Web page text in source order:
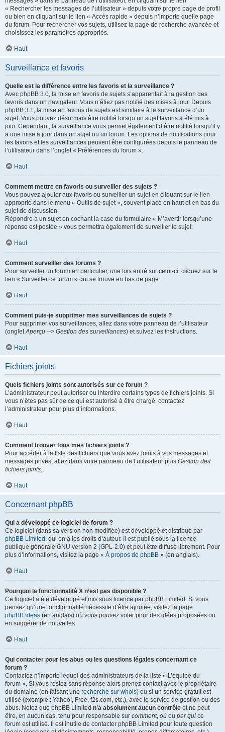
« Rechercher les messages de l’utilisateur » depuis votre propre page de profil
ou bien en cliquant sur le lien « Accès rapide » depuis n’importe quelle page
du forum. Pour rechercher vos sujets, utilisez la page de recherche avancée et
choisissez les paramètres appropriés.
Haut
Surveillance et favoris
Quelle est la différence entre les favoris et la surveillance ?
Avec phpBB 3.0, la mise en favoris de sujets s’apparentait à la gestion des
favoris dans un navigateur. Vous n’étiez pas notifié des mises à jour. Depuis
phpBB 3.1, la mise en favoris de sujets est similaire à la surveillance d’un
sujet. Vous pouvez désormais être notifié lorsqu’un sujet favoris a été mis à
jour. Cependant, la surveillance vous permet également d’être notifié lorsqu’il y
a une mise à jour dans un sujet ou un forum. Les options de notifications pour
les favoris et les surveillances peuvent être configurées depuis le panneau de
l’utilisateur dans l’onglet « Préférences du forum ».
Haut
Comment mettre en favoris ou surveiller des sujets ?
Vous pouvez ajouter aux favoris ou surveiller un sujet en cliquant sur le lien
approprié dans le menu « Outils de sujet », souvent placé en haut et en bas du
sujet de discussion.
Répondre à un sujet en cochant la case du formulaire « M’avertir lorsqu’une
réponse est postée » vous permettra également de surveiller le sujet.
Haut
Comment surveiller des forums ?
Pour surveiller un forum en particulier, une fois entré sur celui-ci, cliquez sur le
lien « Surveiller ce forum » qui se trouve en bas de page.
Haut
Comment puis-je supprimer mes surveillances de sujets ?
Pour supprimer vos surveillances, allez dans votre panneau de l’utilisateur
(ongletAperçu --> Gestion des surveillances) et suivez les instructions.
Haut
Fichiers joints
Quels fichiers joints sont autorisés sur ce forum ?
L’administrateur peut autoriser ou interdire certains types de fichiers joints. Si
vous n’êtes pas sûr de ce qui est autorisé à être chargé, contactez
l’administrateur pour plus d’informations.
Haut
Comment trouver tous mes fichiers joints ?
Pour accéder à la liste des fichiers que vous avez joints à vos messages et
messages privés, allez dans votre panneau de l’utilisateur puis Gestion des
fichiers joints.
Haut
Concernant phpBB
Qui a développé ce logiciel de forum ?
Ce logiciel (dans sa version non modifiée) est développé et distribué par
phpBB Limited , qui en a les droits d’auteur. Il est publié sous la licence
publique générale GNU version 2 (GPL-2.0) et peut être diffusé librement. Pour
plus d’informations, visitez la page « À propos de phpBB » (en anglais).
Haut
Pourquoi la fonctionnalité X n’est pas disponible ?
Ce logiciel a été développé et mis sous licence par phpBB Limited. Si vous
pensez qu’une fonctionnalité nécessite d’être ajoutée, visitez la page
phpBB Ideas (en anglais) où vous pouvez voter pour des idées proposées ou
en suggérer de nouvelles.
Haut
Qui contacter pour les abus ou les questions légales concernant ce
forum ?
Contactez n’importe lequel des administrateurs de la liste « L’équipe du
forum ». Si vous restez sans réponse alors prenez contact avec le propriétaire
du domaine (en faisant une recherche sur whois) ou si un service gratuit est
utilisé (exemple : Yahoo!, Free, f2s.com, etc.), avec le service de gestion ou des
abus. Notez que phpBB Limited n’a absolument aucun contrôle et ne peut
être, en aucun cas, tenu pour responsable sur comment, où ou par qui ce
forum est utilisé. Il est inutile de contacter phpBB Limited pour toute question